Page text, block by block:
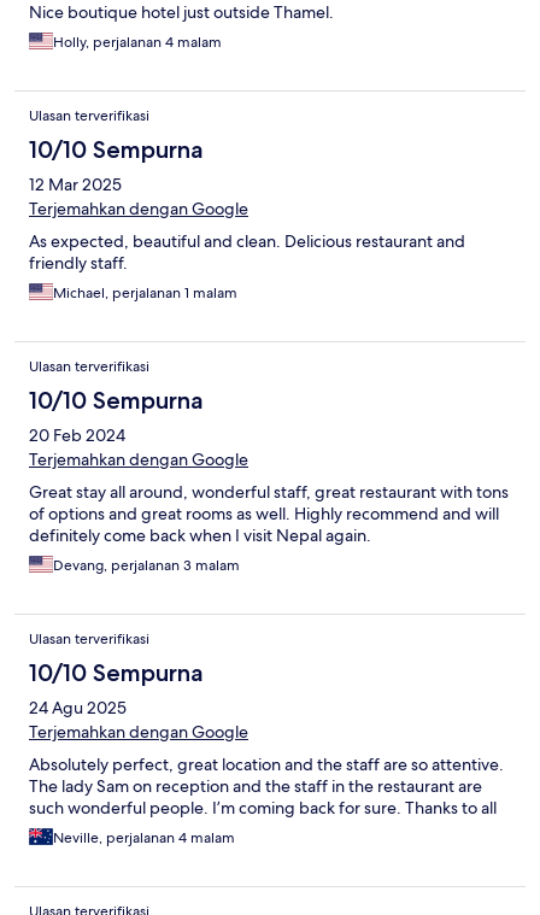
Nice boutique hotel just outside Thamel.
Holly, perjalanan 4 malam
Ulasan terverifikasi
10/10 Sempurna
12 Mar 2025
Terjemahkan dengan Google
As expected, beautiful and clean. Delicious restaurant and
friendly staff.
Michael, perjalanan 1 malam
Ulasan terverifikasi
10/10 Sempurna
20 Feb 2024
Terjemahkan dengan Google
Great stay all around, wonderful staff, great restaurant with tons
of options and great rooms as well. Highly recommend and will
definitely come back when I visit Nepal again.
Devang, perjalanan 3 malam
Ulasan terverifikasi
10/10 Sempurna
24 Agu 2025
Terjemahkan dengan Google
Absolutely perfect, great location and the staff are so attentive.
The lady Sam on reception and the staff in the restaurant are
such wonderful people. I’m coming back for sure. Thanks to all
Neville, perjalanan 4 malam